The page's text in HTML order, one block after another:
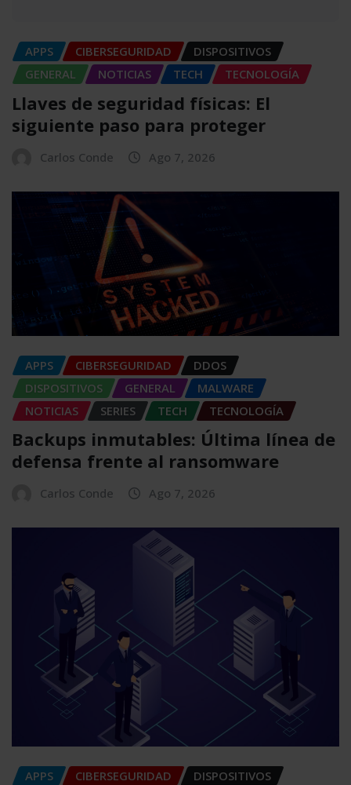
APPS CIBERSEGURIDAD
DISPOSITIVOS
GENERAL
NOTICIAS TECH TECNOLOGÍA
Llaves de seguridad físicas: El
siguiente paso para proteger
Carlos Conde Ago 7, 2026
APPS CIBERSEGURIDAD
DDOS
DISPOSITIVOS
GENERAL
MALWARE
NOTICIAS
SERIES TECH TECNOLOGÍA
Backups inmutables: Última línea de
defensa frente al ransomware
Carlos Conde Ago 7, 2026
APPS CIBERSEGURIDAD
DISPOSITIVOS